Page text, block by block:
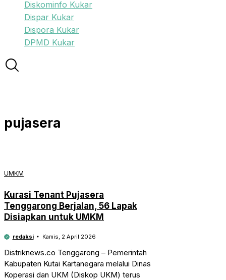
Diskominfo Kukar
Dispar Kukar
Dispora Kukar
DPMD Kukar
pujasera
UMKM
Kurasi Tenant Pujasera
Tenggarong Berjalan, 56 Lapak
Disiapkan untuk UMKM
redaksi Kamis, 2 April 2026
Distriknews.co Tenggarong – Pemerintah
Kabupaten Kutai Kartanegara melalui Dinas
Koperasi dan UKM (Diskop UKM) terus